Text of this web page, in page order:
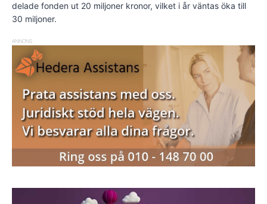
delade fonden ut 20 miljoner kronor, vilket i år väntas öka till
30 miljoner.
ANNONS